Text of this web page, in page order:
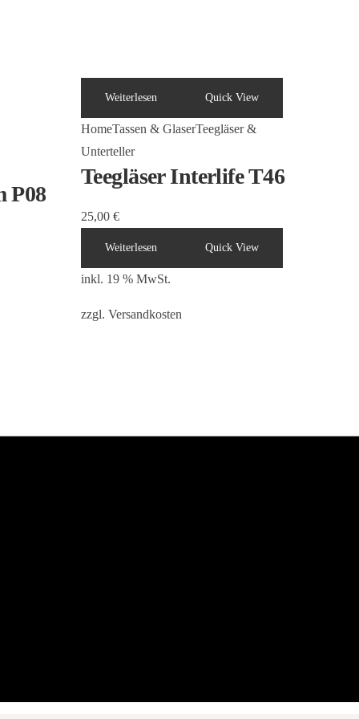
P08
Weiterlesen Quick View
HomeTassen & GlaserTeegläser &
Unterteller
Teegläser Interlife T46
25,00 €
Weiterlesen Quick View
inkl. 19 % MwSt.
zzgl. Versandkosten